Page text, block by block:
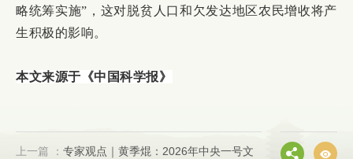
略统筹实施”，这对脱贫人口和欠发达地区农民增收将产
生积极的影响。
本文来源于《中国科学报》
上一篇 ： 专家观点｜黄季焜：2026年中央一号文